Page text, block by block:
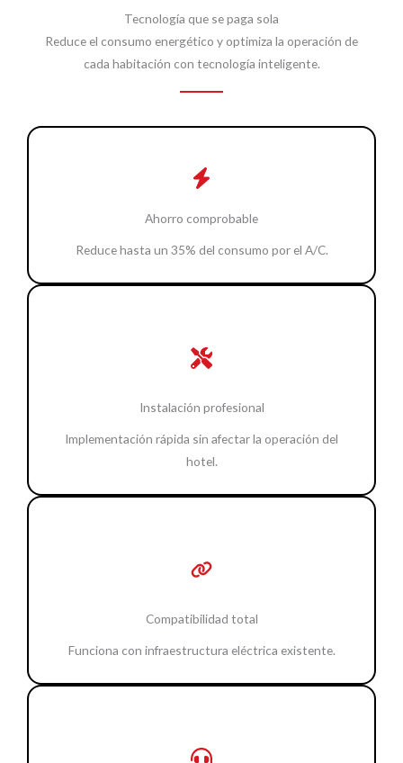
Tecnología que se paga sola
Reduce el consumo energético y optimiza la operación de
cada habitación con tecnología inteligente.
Ahorro comprobable
Reduce hasta un 35% del consumo por el A/C.
Instalación profesional
Implementación rápida sin afectar la operación del
hotel.
Compatibilidad total
Funciona con infraestructura eléctrica existente.